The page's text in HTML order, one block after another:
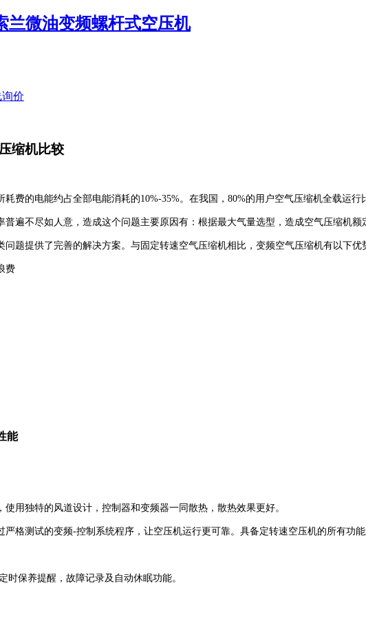
兰微油变频螺杆式空压机
价
缩机比较
费的电能约占全部电能消耗的10%-35%。在我国，80%的用户空气压缩机全载运
遍不尽如人意，造成这个问题主要原因有：根据最大气量选型，造成空气压缩机
题提供了完善的解决方案。与固定转速空气压缩机相比，变频空气压缩机有以下优
费
能
用独特的风道设计，控制器和变频器一同散热，散热效果更好。
格测试的变频-控制系统程序，让空压机运行更可靠。具备定转速空压机的所有功能
时保养提醒，故障记录及自动休眠功能。